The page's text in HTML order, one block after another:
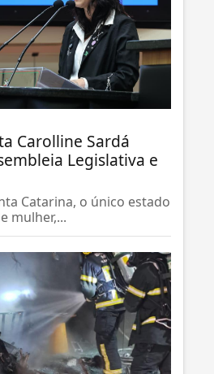
Carolline Sardá
Legislativa e
Catarina, o único estado
mulher,...